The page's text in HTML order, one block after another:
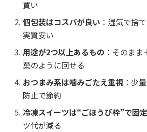
買い
個包装はコスパが良い ：湿気で捨
実質安い
用途が2つ以上あるもの ：そのま
菓のように回せる
おつまみ系は噛みごたえ重視 ：少
防止で節約
冷凍スイーツは“ごほうび枠”で固定
ツ代が減る